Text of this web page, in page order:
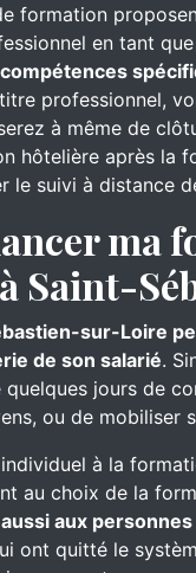
formation
en tant
professionnel,
à même de
hôtelière après la
le suivi à distance
ma
Saint-
sur-Loire
de son salarié.
jours de
ou de
à la
au choix de la
aussi aux
ont quitté le